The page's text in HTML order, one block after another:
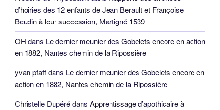
d’hoiries des 12 enfants de Jean Berault et Françoise
Beudin à leur succession, Martigné 1539
OH dans Le dernier meunier des Gobelets encore en action
en 1882, Nantes chemin de la Ripossière
yvan pfaffdans Le dernier meunier des Gobelets encore en
action en 1882, Nantes chemin de la Ripossière
Christelle Dupérédans Apprentissage d’apothicaire à